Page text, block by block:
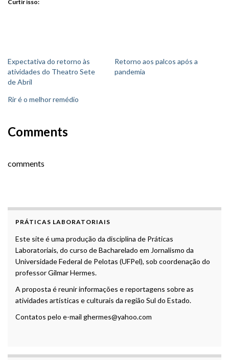
Curtir isso:
Expectativa do retorno às
atividades do Theatro Sete
de Abril
Retorno aos palcos após a
pandemia
Rir é o melhor remédio
Comments
comments
PRÁTICAS LABORATORIAIS
Este site é uma produção da disciplina de Práticas
Laboratoriais, do curso de Bacharelado em Jornalismo da
Universidade Federal de Pelotas (UFPel), sob coordenação do
professor Gilmar Hermes.
A proposta é reunir informações e reportagens sobre as
atividades artísticas e culturais da região Sul do Estado.
Contatos pelo e-mail ghermes@yahoo.com